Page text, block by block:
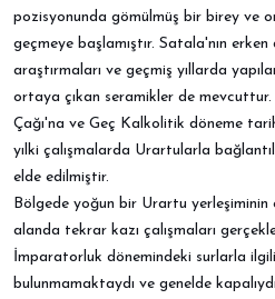
pozisyonunda gömülmüş bir birey ve
geçmeye başlamıştır. Satala'nın
araştırmaları ve geçmiş yıllarda
ortaya çıkan seramikler de
Çağı'na ve Geç Kalkolitik döneme
yılki çalışmalarda Urartularla
elde edilmiştir.
Bölgede yoğun bir Urartu
alanda tekrar kazı çalışmaları
İmparatorluk dönemindeki surlarla
bulunmamaktaydı ve genelde